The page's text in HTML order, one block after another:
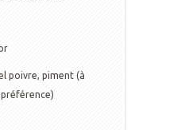
poivre, piment (à